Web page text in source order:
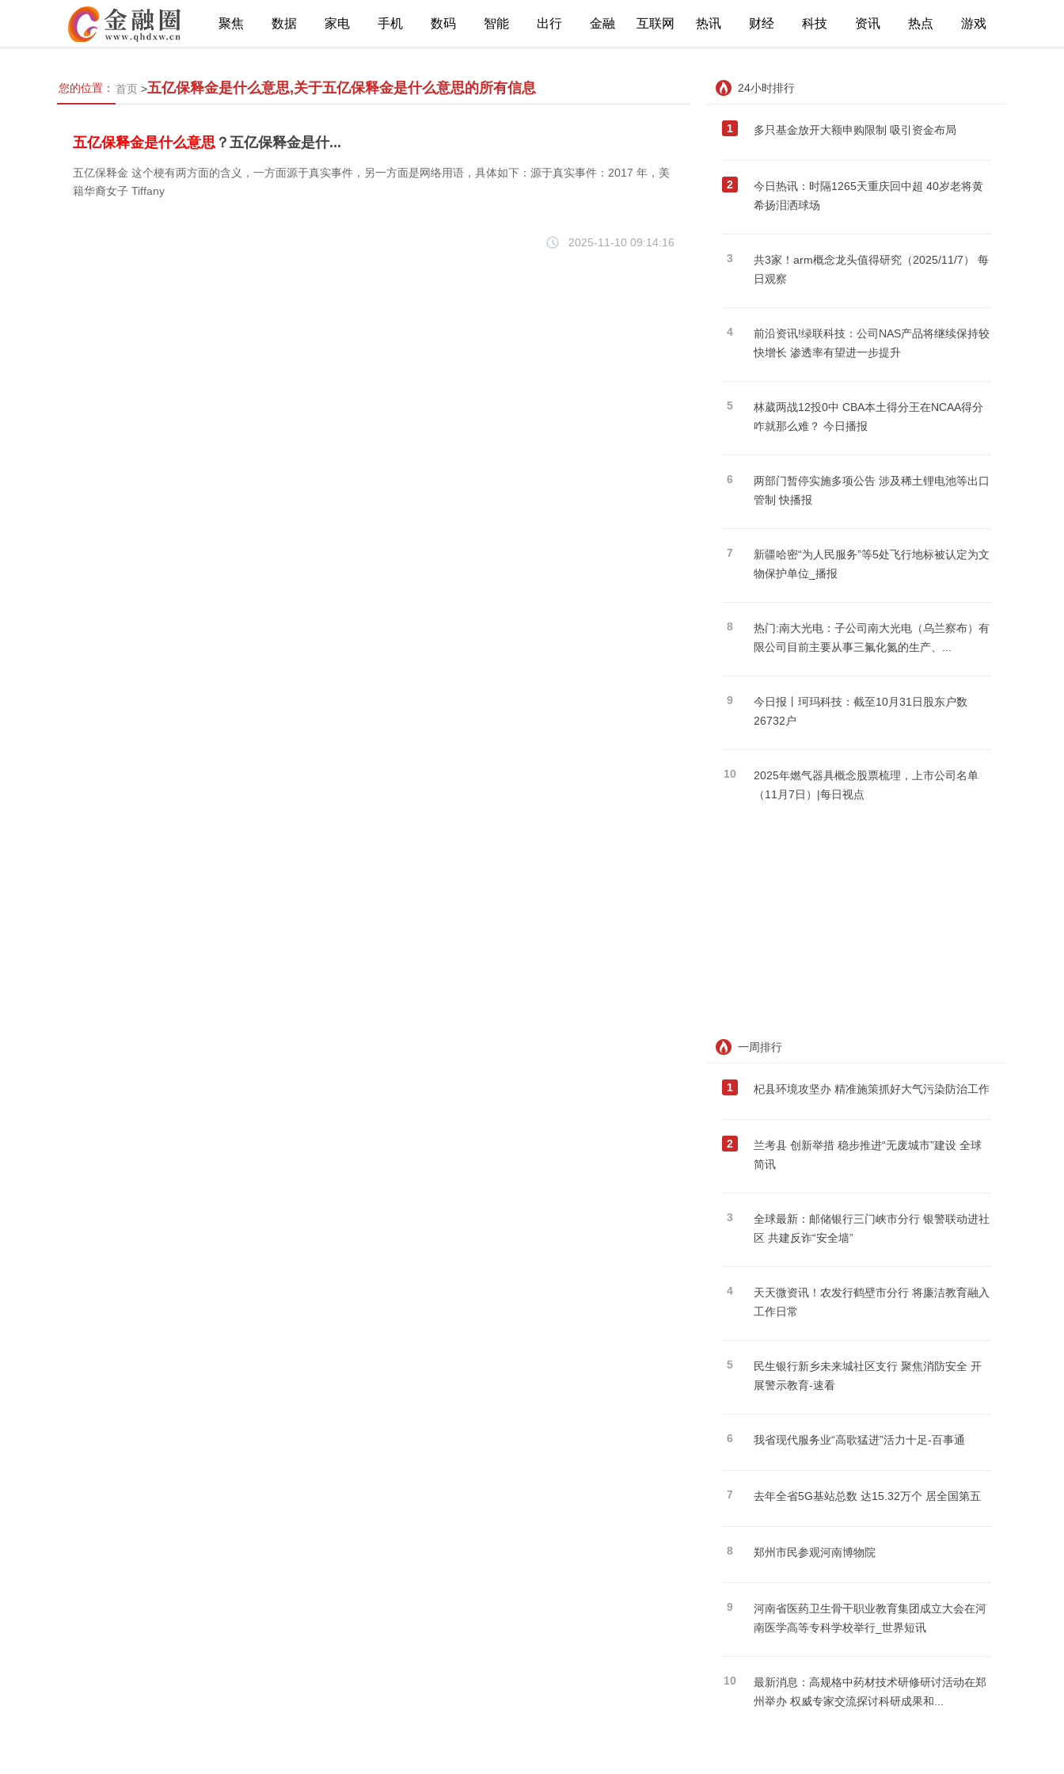
聚焦 数据 家电 手机 数码 智能 出行 金融 互联网 热讯 财经 科技 资讯 热点 游戏
您的位置： 首页 >五亿保释金是什么意思,关于五亿保释金是什么意思的所有信息
五亿保释金是什么意思 ？五亿保释金是什...
五亿保释金 这个梗有两方面的含义，一方面源于真实事件，另一方面是网络用语，具体如下：源于真实事件：2017 年，美
籍华裔女子 Tiffany
2025-11-10 09:14:16
24小时排行
1 多只基金放开大额申购限制 吸引资金布局
2
今日热讯：时隔1265天重庆回中超 40岁老将黄
希扬泪洒球场
3
共3家！arm概念龙头值得研究（2025/11/7） 每
日观察
4
前沿资讯!绿联科技：公司NAS产品将继续保持较
快增长 渗透率有望进一步提升
5
林葳两战12投0中 CBA本土得分王在NCAA得分
咋就那么难？ 今日播报
6
两部门暂停实施多项公告 涉及稀土锂电池等出口
管制 快播报
7
新疆哈密“为人民服务”等5处飞行地标被认定为文
物保护单位_播报
8
热门:南大光电：子公司南大光电（乌兰察布）有
限公司目前主要从事三氟化氮的生产、...
9
今日报丨珂玛科技：截至10月31日股东户数
26732户
10
2025年燃气器具概念股票梳理，上市公司名单
（11月7日）|每日视点
一周排行
1 杞县环境攻坚办 精准施策抓好大气污染防治工作
2
兰考县 创新举措 稳步推进“无废城市”建设 全球
简讯
3
全球最新：邮储银行三门峡市分行 银警联动进社
区 共建反诈“安全墙”
4
天天微资讯！农发行鹤壁市分行 将廉洁教育融入
工作日常
5
民生银行新乡未来城社区支行 聚焦消防安全 开
展警示教育-速看
6 我省现代服务业“高歌猛进”活力十足-百事通
7 去年全省5G基站总数 达15.32万个 居全国第五
8 郑州市民参观河南博物院
9
河南省医药卫生骨干职业教育集团成立大会在河
南医学高等专科学校举行_世界短讯
10
最新消息：高规格中药材技术研修研讨活动在郑
州举办 权威专家交流探讨科研成果和...